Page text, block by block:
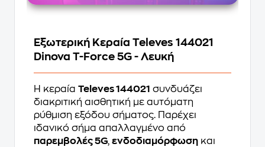
Εξωτερική Κεραία Televes 144021
Dinova T-Force 5G - Λευκή
Η κεραία Televes 144021 συνδυάζει
διακριτική αισθητική με αυτόματη
ρύθμιση εξόδου σήματος. Παρέχει
ιδανικό σήμα απαλλαγμένο από
παρεμβολές 5G, ενδοδιαμόρφωση και